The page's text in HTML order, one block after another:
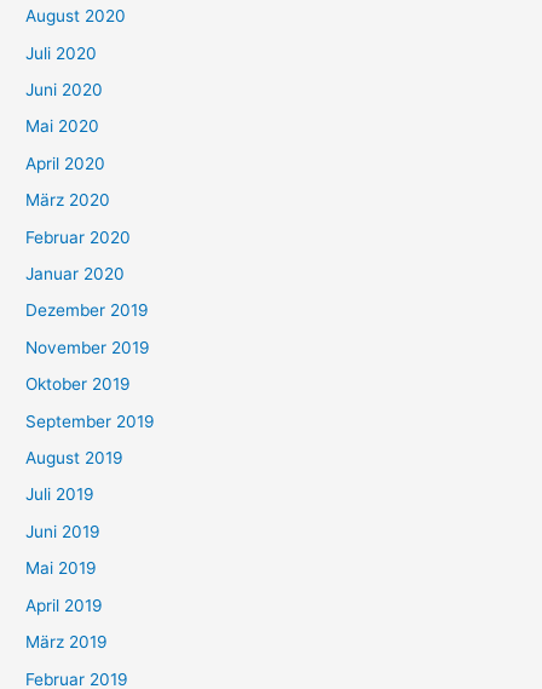
August 2020
Juli 2020
Juni 2020
Mai 2020
April 2020
März 2020
Februar 2020
Januar 2020
Dezember 2019
November 2019
Oktober 2019
September 2019
August 2019
Juli 2019
Juni 2019
Mai 2019
April 2019
März 2019
Februar 2019